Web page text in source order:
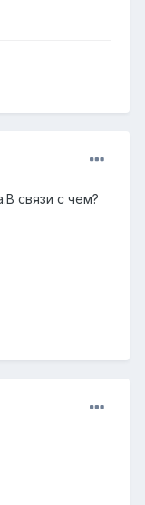
связи с чем?